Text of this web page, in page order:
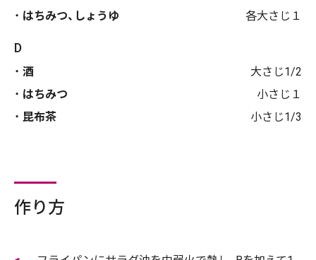
はちみつ、しょうゆ 各大さじ１
D
酒
大さじ1/2
はちみつ
小さじ１
昆布茶
小さじ1/3
作り方